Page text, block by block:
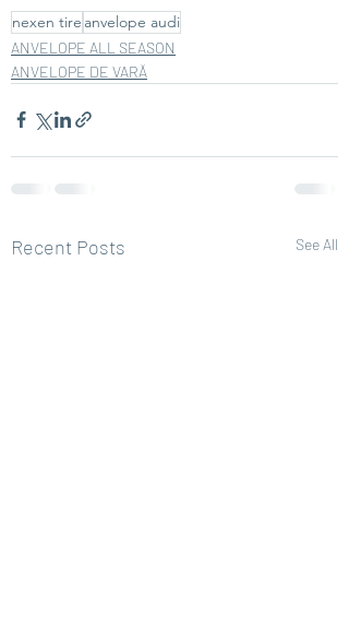
nexen tire anvelope audi
ANVELOPE ALL SEASON
ANVELOPE DE VARĂ
Recent Posts See All